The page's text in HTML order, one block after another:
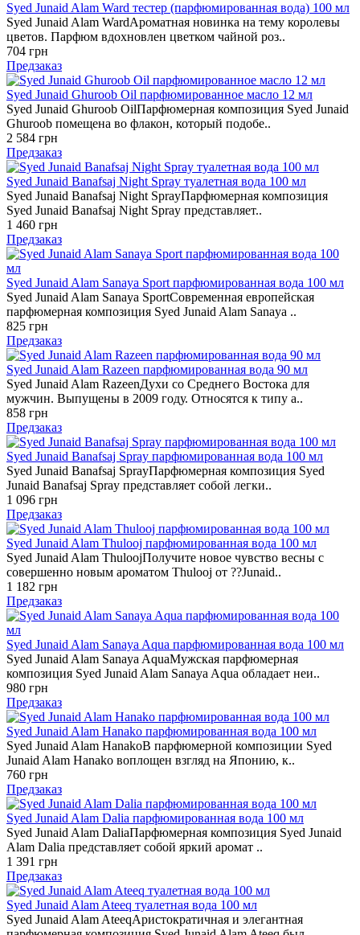
Syed Junaid Alam Ward тестер (парфюмированная вода) 100 мл
Syed Junaid Alam WardАроматная новинка на тему королевы
цветов. Парфюм вдохновлен цветком чайной роз..
704 грн
Предзаказ
Syed Junaid Ghuroob Oil парфюмированное масло 12 мл
Syed Junaid Ghuroob OilПарфюмерная композиция Syed Junaid
Ghuroob помещена во флакон, который подобе..
2 584 грн
Предзаказ
Syed Junaid Banafsaj Night Spray туалетная вода 100 мл
Syed Junaid Banafsaj Night SprayПарфюмерная композиция
Syed Junaid Banafsaj Night Spray представляет..
1 460 грн
Предзаказ
Syed Junaid Alam Sanaya Sport парфюмированная вода 100 мл
Syed Junaid Alam Sanaya SportСовременная европейская
парфюмерная композиция Syed Junaid Alam Sanaya ..
825 грн
Предзаказ
Syed Junaid Alam Razeen парфюмированная вода 90 мл
Syed Junaid Alam RazeenДухи со Среднего Востока для
мужчин. Выпущены в 2009 году. Относятся к типу а..
858 грн
Предзаказ
Syed Junaid Banafsaj Spray парфюмированная вода 100 мл
Syed Junaid Banafsaj SprayПарфюмерная композиция Syed
Junaid Banafsaj Spray представляет собой легки..
1 096 грн
Предзаказ
Syed Junaid Alam Thulooj парфюмированная вода 100 мл
Syed Junaid Alam ThuloojПолучите новое чувство весны с
совершенно новым ароматом Thulooj от ??Junaid..
1 182 грн
Предзаказ
Syed Junaid Alam Sanaya Aqua парфюмированная вода 100 мл
Syed Junaid Alam Sanaya AquaМужская парфюмерная
композиция Syed Junaid Alam Sanaya Aqua обладает неи..
980 грн
Предзаказ
Syed Junaid Alam Hanako парфюмированная вода 100 мл
Syed Junaid Alam HanakoВ парфюмерной композиции Syed
Junaid Alam Hanako воплощен взгляд на Японию, к..
760 грн
Предзаказ
Syed Junaid Alam Dalia парфюмированная вода 100 мл
Syed Junaid Alam DaliaПарфюмерная композиция Syed Junaid
Alam Dalia представляет собой яркий аромат ..
1 391 грн
Предзаказ
Syed Junaid Alam Ateeq туалетная вода 100 мл
Syed Junaid Alam AteeqАристократичная и элегантная